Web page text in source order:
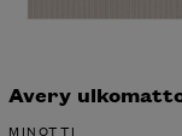
Avery ulkomatto